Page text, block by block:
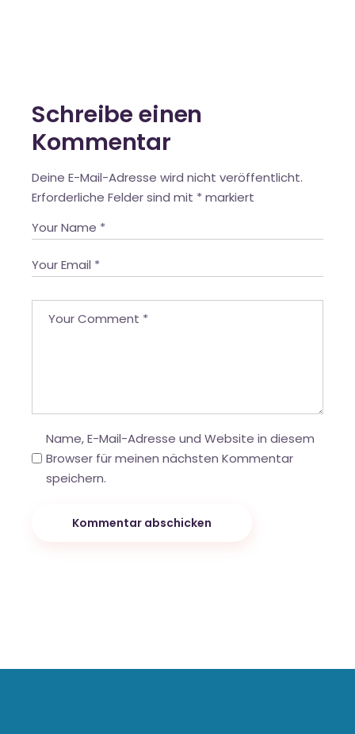
Schreibe einen
Kommentar
Deine E-Mail-Adresse wird nicht veröffentlicht.
Erforderliche Felder sind mit * markiert
Name, E-Mail-Adresse und Website in diesem
Browser für meinen nächsten Kommentar
speichern.
Kommentar abschicken